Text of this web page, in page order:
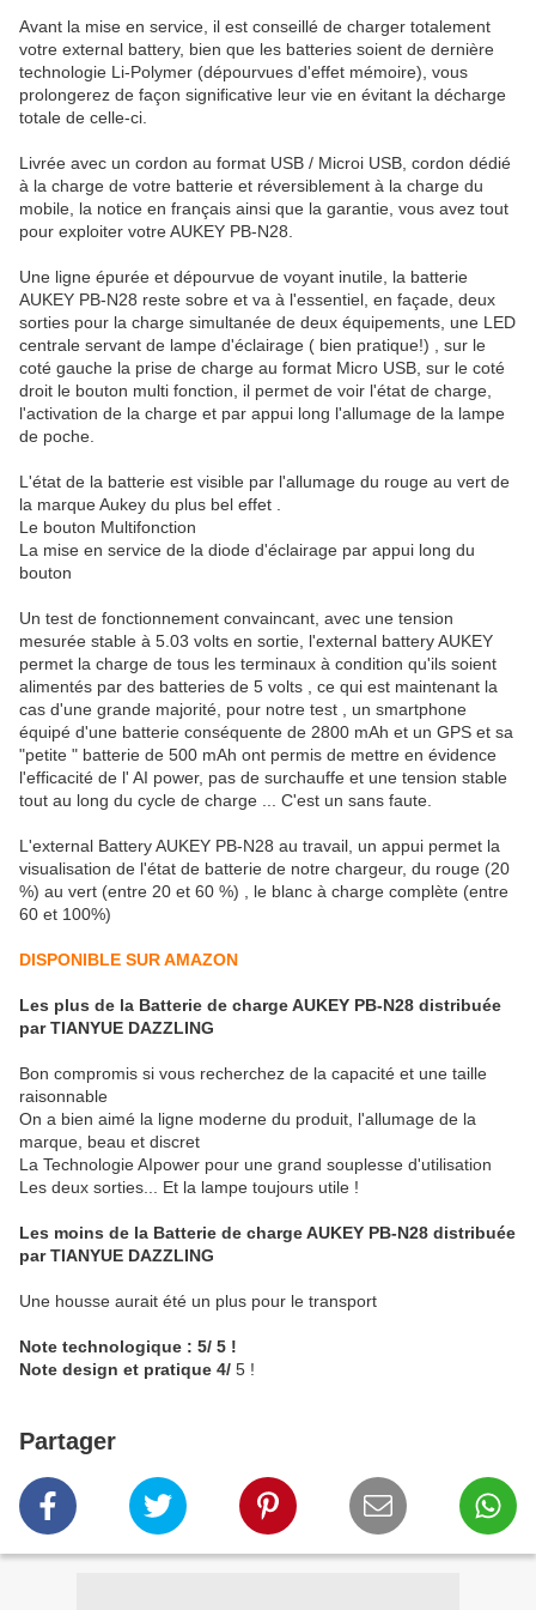
Avant la mise en service, il est conseillé de charger totalement
votre external battery, bien que les batteries soient de dernière
technologie Li-Polymer (dépourvues d'effet mémoire), vous
prolongerez de façon significative leur vie en évitant la décharge
totale de celle-ci.
Livrée avec un cordon au format USB / Microi USB, cordon dédié
à la charge de votre batterie et réversiblement à la charge du
mobile, la notice en français ainsi que la garantie, vous avez tout
pour exploiter votre AUKEY PB-N28.
Une ligne épurée et dépourvue de voyant inutile, la batterie
AUKEY PB-N28 reste sobre et va à l'essentiel, en façade, deux
sorties pour la charge simultanée de deux équipements, une LED
centrale servant de lampe d'éclairage ( bien pratique!) , sur le
coté gauche la prise de charge au format Micro USB, sur le coté
droit le bouton multi fonction, il permet de voir l'état de charge,
l'activation de la charge et par appui long l'allumage de la lampe
de poche.
L'état de la batterie est visible par l'allumage du rouge au vert de
la marque Aukey du plus bel effet .
Le bouton Multifonction
La mise en service de la diode d'éclairage par appui long du
bouton
Un test de fonctionnement convaincant, avec une tension
mesurée stable à 5.03 volts en sortie, l'external battery AUKEY
permet la charge de tous les terminaux à condition qu'ils soient
alimentés par des batteries de 5 volts , ce qui est maintenant la
cas d'une grande majorité, pour notre test , un smartphone
équipé d'une batterie conséquente de 2800 mAh et un GPS et sa
"petite " batterie de 500 mAh ont permis de mettre en évidence
l'efficacité de l' AI power, pas de surchauffe et une tension stable
tout au long du cycle de charge ... C'est un sans faute.
L'external Battery AUKEY PB-N28 au travail, un appui permet la
visualisation de l'état de batterie de notre chargeur, du rouge (20
%) au vert (entre 20 et 60 %) , le blanc à charge complète (entre
60 et 100%)
DISPONIBLE SUR AMAZON
Les plus de la Batterie de charge AUKEY PB-N28 distribuée
par TIANYUE DAZZLING
Bon compromis si vous recherchez de la capacité et une taille
raisonnable
On a bien aimé la ligne moderne du produit, l'allumage de la
marque, beau et discret
La Technologie AIpower pour une grand souplesse d'utilisation
Les deux sorties... Et la lampe toujours utile !
Les moins de la Batterie de charge AUKEY PB-N28 distribuée
par TIANYUE DAZZLING
Une housse aurait été un plus pour le transport
Note technologique : 5/ 5 !
Note design et pratique 4/ 5 !
Partager